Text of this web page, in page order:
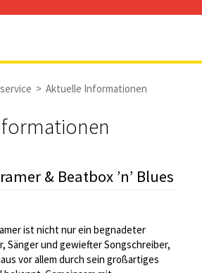
> Aktuelle Informationen
& Beatbox ’n’ Blues
ist nicht nur ein begnadeter
Sänger und gewiefter Songschreiber,
vor allem durch sein großartiges